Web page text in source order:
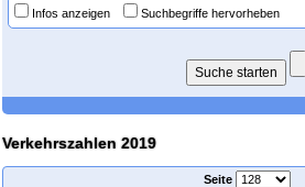
Infos anzeigen Suchbegriffe hervorheben
Verkehrszahlen 2019
Seite